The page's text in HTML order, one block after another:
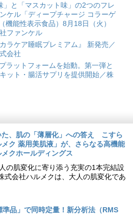
」と「マスカット味」の2つのフレ
ケル「ディープチャージ コラーゲ
機能性表示食品）8月18日（火）
ファンケル
ラケア睡眠プレミアム』 新発売／
会社
ラットフォームを始動。第一弾と
ット・腸活サプリを提供開始／株
た、肌の「薄層化」への答え こすら
ク 薬用美肌液」が、さらなる高機能
クホールディングス
の肌変化に寄り添う充実の1本完結設
会社ハルメクは、大人の肌変化であ
品」で同時定量！新分析法（RMS